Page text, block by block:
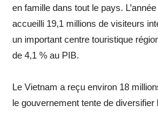
en famille dans tout le pays.
accueilli 19,1 millions de visiteurs
un important centre touristique
de 4,1 % au PIB.
Le Vietnam a reçu environ 18
le gouvernement tente de diversifier